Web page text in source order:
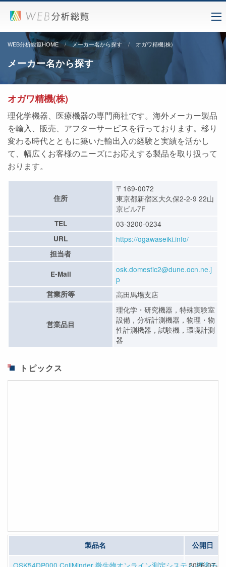
WEB分析総覧HOME メーカー名から探す オガワ精機(株)
メーカー名から探す
オガワ精機(株)
理化学機器、医療機器の専門商社です。海外メーカー製品
を輸入、販売、アフターサービスを行っております。移り
変わる時代とともに築いた輸出入の経験と実績を活かし
て、幅広くお客様のニーズにお応えする製品を取り扱って
おります。
住所
〒169-0072
東京都新宿区大久保2-2-9 22山
京ビル7F
TEL 03-3200-0234
URL https://ogawaseiki.info/
担当者
E-Mail
osk.domestic2@dune.ocn.ne.j
p
営業所等 高田馬場支店
営業品目
理化学・研究機器，特殊実験室
設備，分析計測機器，物理・物
性計測機器，試験機，環境計測
器
トピックス
製品名 公開日
OSK54DP000 ColiMinder 微生物オンライン測定システム 標準モ
2026-07-08